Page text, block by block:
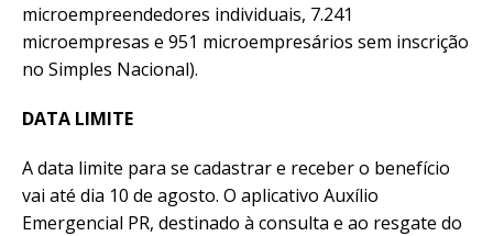
microempreendedores individuais, 7.241
microempresas e 951 microempresários sem inscrição
no Simples Nacional).
DATA LIMITE
A data limite para se cadastrar e receber o benefício
vai até dia 10 de agosto. O aplicativo Auxílio
Emergencial PR, destinado à consulta e ao resgate do